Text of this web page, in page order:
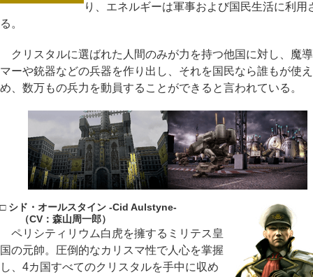
り、エネルギーは軍事および国民生活に利用
る。
クリスタルに選ばれた人間のみが力を持つ他国に対し、魔
マーや銃器などの兵器を作り出し、それを国民なら誰もが使
め、数万もの兵力を動員することができると言われている。
□ シド・オールスタイン -Cid Aulstyne-
（CV：森山周一郎）
ペリシティリウム白虎を擁するミリテス皇
国の元帥。圧倒的なカリスマ性で人心を掌握
し、4カ国すべてのクリスタルを手中に収め